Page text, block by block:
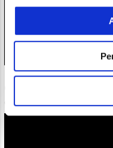
ETF Bitcoin: Wall
Coldcard. C’è chi ha
06/08/26 17:07